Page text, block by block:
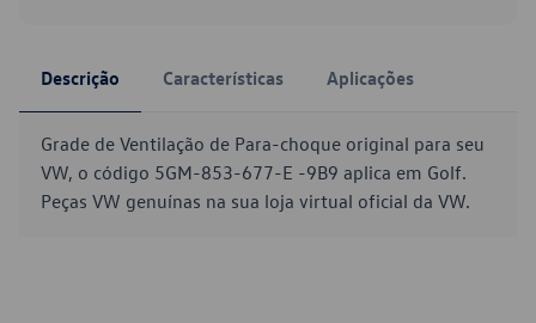
Descrição Características Aplicações
Grade de Ventilação de Para-choque original para seu
VW, o código 5GM-853-677-E -9B9 aplica em Golf.
Peças VW genuínas na sua loja virtual oficial da VW.